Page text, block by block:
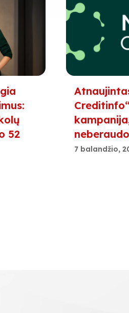
52
7 balandžio,